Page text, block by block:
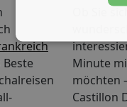
Minute
möchten
Castillon